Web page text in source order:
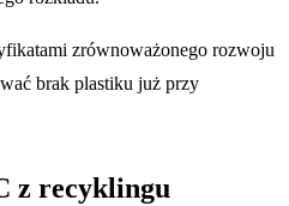
zrównoważonego rozwoju
brak plastiku już przy
z recyklingu